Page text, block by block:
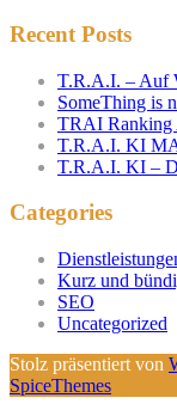
Recent Posts
T.R.A.I. – Auf
SomeThing is
TRAI Ranking
T.R.A.I. KI
T.R.A.I. KI –
Categories
Kurz und
SEO
Uncategorized
Stolz präsentiert von
SpiceThemes